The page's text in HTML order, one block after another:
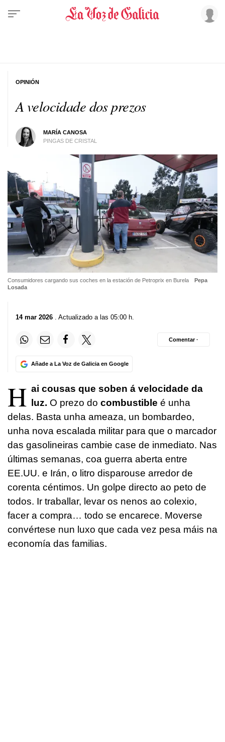
A velocidade dos prezos
MARÍA CANOSA
PINGAS DE CRISTAL
OPINIÓN
Consumidores cargando sus coches en la estación de Petroprix en Burela
Pepa
Losada
14 mar 2026 . Actualizado a las 05:00 h.
Añade a La Voz de Galicia en Google
Comentar ·
H ai cousas que soben á velocidade da
luz. O prezo do combustible é unha
delas. Basta unha ameaza, un bombardeo,
unha nova escalada militar para que o marcador
das gasolineiras cambie case de inmediato. Nas
últimas semanas, coa guerra aberta entre
EE.UU. e Irán, o litro disparouse arredor de
corenta céntimos. Un golpe directo ao peto de
todos. Ir traballar, levar os nenos ao colexio,
facer a compra… todo se encarece. Moverse
convértese nun luxo que cada vez pesa máis na
economía das familias.